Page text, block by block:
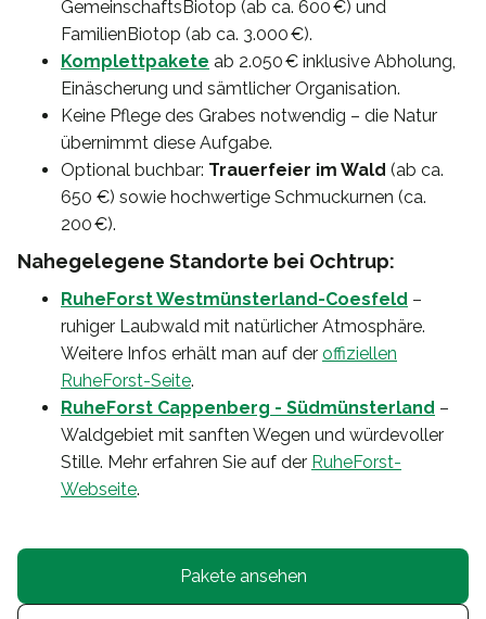
GemeinschaftsBiotop (ab ca. 600 €) und
FamilienBiotop (ab ca. 3.000 €).
Komplettpakete ab 2.050 € inklusive Abholung,
Einäscherung und sämtlicher Organisation.
Keine Pflege des Grabes notwendig – die Natur
übernimmt diese Aufgabe.
Optional buchbar: Trauerfeier im Wald (ab ca.
650 €) sowie hochwertige Schmuckurnen (ca.
200 €).
Nahegelegene Standorte bei Ochtrup:
RuheForst Westmünsterland-Coesfeld –
ruhiger Laubwald mit natürlicher Atmosphäre.
Weitere Infos erhält man auf der offiziellen
RuheForst-Seite.
RuheForst Cappenberg - Südmünsterland –
Waldgebiet mit sanften Wegen und würdevoller
Stille. Mehr erfahren Sie auf der RuheForst-
Webseite.
Pakete ansehen